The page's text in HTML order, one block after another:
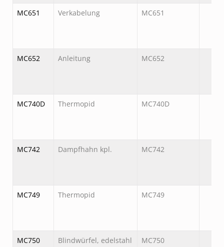
MC651 Verkabelung MC651
MC652 Anleitung MC652
MC740D Thermopid MC740D
MC742 Dampfhahn kpl. MC742
MC749 Thermopid MC749
MC750 Blindwürfel, edelstahl MC750